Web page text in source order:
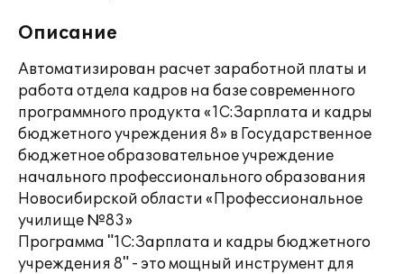
Описание
Автоматизирован расчет заработной платы и
работа отдела кадров на базе современного
программного продукта «1С:Зарплата и кадры
бюджетного учреждения 8» в Государственное
бюджетное образовательное учреждение
начального профессионального образования
Новосибирской области «Профессиональное
училище №83»
Программа "1С:Зарплата и кадры бюджетного
учреждения 8" - это мощный инструмент для